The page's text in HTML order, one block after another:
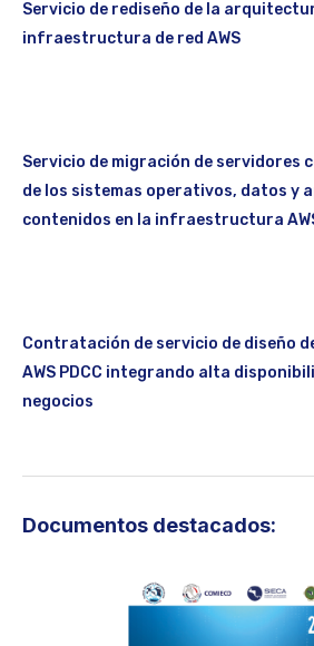
Servicio de rediseño de la
infraestructura de red AWS
Servicio de migración de servidores
de los sistemas operativos, datos y
contenidos en la infraestructura
Contratación de servicio de diseño
AWS PDCC integrando alta
negocios
Documentos destacados: